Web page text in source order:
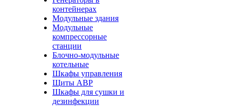
контейнерах
Модульные здания
Модульные
компрессорные
станции
Блочно-модульные
котельные
Шкафы управления
Щиты АВР
Шкафы для сушки и
дезинфекции